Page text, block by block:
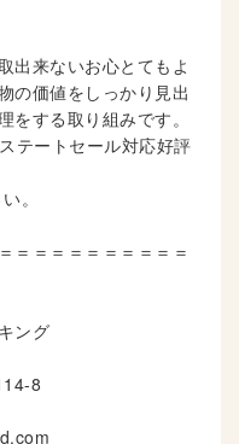
出来ないお心とてもよ
の価値をしっかり見出
をする取り組みです。
テートセール対応好評
。
＝＝＝＝＝＝＝＝＝＝
ング
8